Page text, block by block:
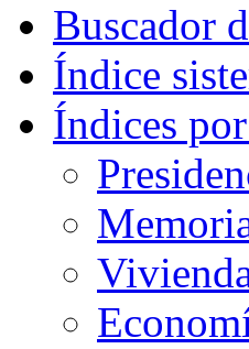
Buscador
Índice
Índices